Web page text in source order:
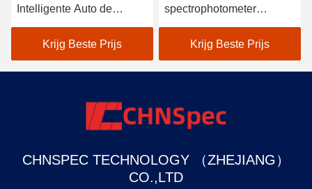
Intelligente Auto de
Kaliberbepalings Hoge
Reflectiecoëfficiënt van de
Spectrofotometercolorimeter
Krijg Beste Prijs
spectrophotometer
Colorimeter 30+
meetparameters en 37
evaluatie lichtbronnen
Krijg Beste Prijs
CHNSPEC TECHNOLOGY （ZHEJIANG）
CO.,LTD